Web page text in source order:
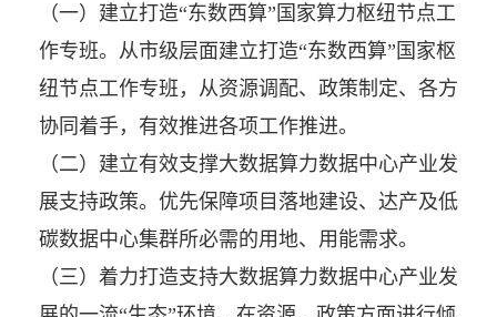
（一）建立打造“东数西算”国家算力枢纽节点工
作专班。从市级层面建立打造“东数西算”国家枢
纽节点工作专班，从资源调配、政策制定、各方
协同着手，有效推进各项工作推进。
（二）建立有效支撑大数据算力数据中心产业发
展支持政策。优先保障项目落地建设、达产及低
碳数据中心集群所必需的用地、用能需求。
（三）着力打造支持大数据算力数据中心产业发